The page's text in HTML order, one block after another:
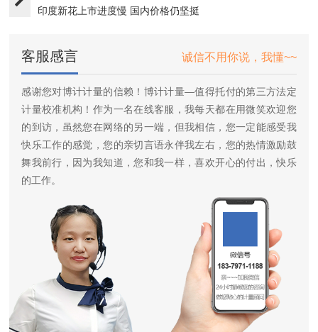
印度新花上市进度慢 国内价格仍坚挺
客服感言 诚信不用你说，我懂~~
感谢您对博计计量的信赖！博计计量—值得托付的第三方法定
计量校准机构！作为一名在线客服，我每天都在用微笑欢迎您
的到访，虽然您在网络的另一端，但我相信，您一定能感受我
快乐工作的感觉，您的亲切言语永伴我左右，您的热情激励鼓
舞我前行，因为我知道，您和我一样，喜欢开心的付出，快乐
的工作。